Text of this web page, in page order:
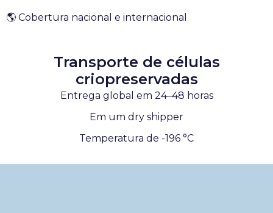
🌎 Cobertura nacional e internacional
Transporte de células
criopreservadas
Entrega global em 24–48 horas
Em um dry shipper
Temperatura de -196 °C